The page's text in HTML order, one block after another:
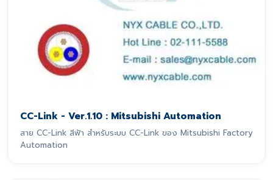
CC-Link - Ver.1.10 : Mitsubishi Automation
สาย CC-Link สีฟ้า สำหรับระบบ CC-Link ของ Mitsubishi Factory
Automation